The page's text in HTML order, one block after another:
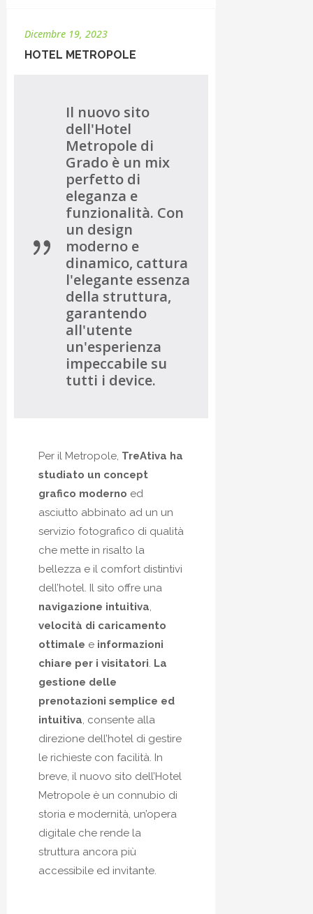
Dicembre 19, 2023
HOTEL METROPOLE
Il nuovo sito
dell'Hotel
Metropole di
Grado è un mix
perfetto di
eleganza e
funzionalità. Con
un design
moderno e
dinamico, cattura
l'elegante essenza
della struttura,
garantendo
all'utente
un'esperienza
impeccabile su
tutti i device.
Per il Metropole, TreAtiva ha
studiato un concept
grafico moderno ed
asciutto abbinato ad un un
servizio fotografico di qualità
che mette in risalto la
bellezza e il comfort distintivi
dell’hotel. Il sito offre una
navigazione intuitiva
velocità di caricamento
ottimale e informazioni
chiare per i visitatori La
gestione delle
prenotazioni semplice ed
intuitiva , consente alla
direzione dell’hotel di gestire
le richieste con facilità. In
breve, il nuovo sito dell’Hotel
Metropole è un connubio di
storia e modernità, un’opera
digitale che rende la
struttura ancora più
accessibile ed invitante.